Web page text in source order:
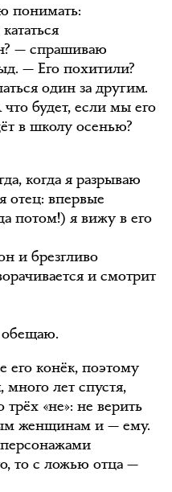
понимать:
— спрашиваю
— Его похитили?
один за другим.
будет, если мы его
в школу осенью?
когда я разрываю
отец: впервые
потом!) я вижу в его
и брезгливо
и смотрит
обещаю.
конёк, поэтому
лет спустя,
«не»: не верить
женщинам и — ему.
то с ложью отца —